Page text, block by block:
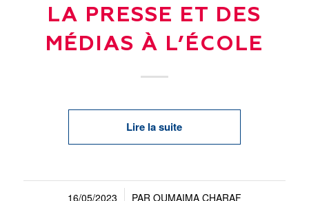
LA PRESSE ET DES
MÉDIAS À L’ÉCOLE
Lire la suite
16/05/2023
/ PAR OUMAIMA CHARAF